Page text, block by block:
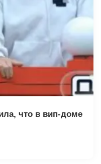
что в вип-доме